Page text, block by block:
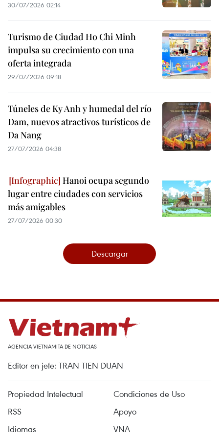
30/07/2026 02:14
Turismo de Ciudad Ho Chi Minh
impulsa su crecimiento con una
oferta integrada
29/07/2026 09:18
Túneles de Ky Anh y humedal del río
Dam, nuevos atractivos turísticos de
Da Nang
27/07/2026 04:38
Hanoi ocupa segundo
lugar entre ciudades con servicios
más amigables
27/07/2026 00:30
Descargar
AGENCIA VIETNAMITA DE NOTICIAS
Editor en jefe: TRAN TIEN DUAN
Propiedad Intelectual
Condiciones de Uso
RSS
Apoyo
Idiomas
VNA